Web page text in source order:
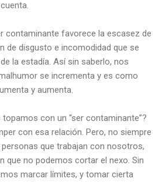
contaminante favorece la escasez de
de disgusto e incomodidad que se
la estadía. Así sin saberlo, nos
se incrementa y es como
y aumenta.
con un “ser contaminante”?
con esa relación. Pero, no siempre
que trabajan con nosotros,
que no podemos cortar el nexo. Sin
marcar límites, y tomar cierta